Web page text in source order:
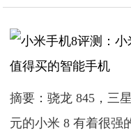
摘要：骁龙 845，三
元的小米 8 有着很强